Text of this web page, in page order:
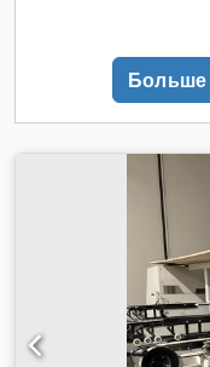
Больше